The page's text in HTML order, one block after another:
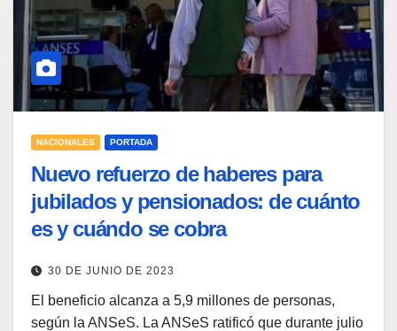
NACIONALES PORTADA
Nuevo refuerzo de haberes para
jubilados y pensionados: de cuánto
es y cuándo se cobra
30 DE JUNIO DE 2023
El beneficio alcanza a 5,9 millones de personas,
según la ANSeS. La ANSeS ratificó que durante julio